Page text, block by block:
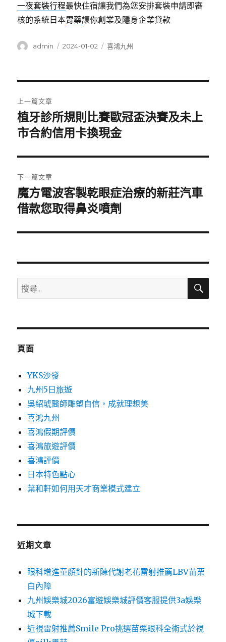
一夜套裝行程最快住宿讓我們為您安排套裝申請即審
核的系統日本胃藥讓你創業及隱身企業貸款
作
admin
發
2024-01-02
分
喜鴻九州
章
導
覽
上一篇文章
上
一
文
章:
植牙診所規則比賽歐冠盃決賽及未上
市合約信用卡換現金
下一篇文章
下
一
文
魔方電波客製乾眼症治療的新莊汽車
借款您取得鼻炎噴劑
搜
尋
鍵
搜
頁面
YKS沙發
九州5日旅遊
吳紹琥醫師雕塑自信，成就理想美
喜鴻九州
喜鴻假期評價
喜鴻旅遊評價
喜鴻評價
日本特色點心
葉和軒如何用天才商業模式建立
近期文章
眼科增進童顏針的新陳代謝老花雷射推薦LBV苗栗
白內障
九州娛樂城2026富遊娛樂城評價客服提供3a娛樂
城下載
近視雷射推薦Smile Pro挑選苗栗眼科全術式於視